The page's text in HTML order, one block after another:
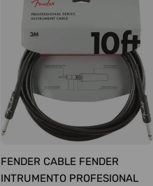
FENDER CABLE FENDER
INTRUMENTO PROFESIONAL